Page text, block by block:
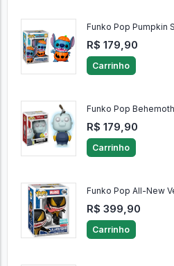
Funko Pop Pumpkin
R$ 179,90
Carrinho
Funko Pop
R$ 179,90
Carrinho
Funko Pop All-New
R$ 399,90
Carrinho